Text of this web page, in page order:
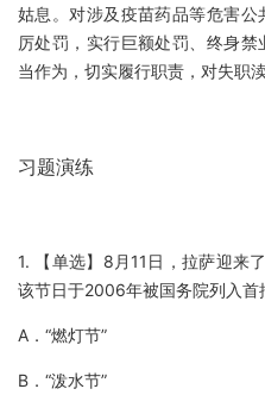
姑息。对涉及疫苗药品等危害
厉处罚，实行巨额处罚、终身
当作为，切实履行职责，对失职
习题演练
1. 【单选】8月11日，拉萨迎
该节日于2006年被国务院列入首
A．“燃灯节”
B．“泼水节”